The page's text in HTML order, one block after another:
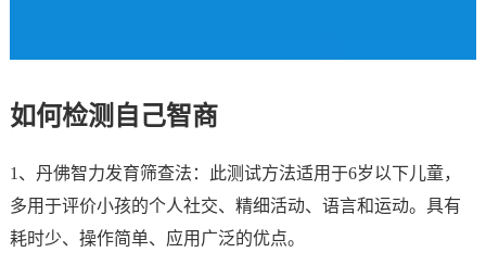
如何检测自己智商
1、丹佛智力发育筛查法：此测试方法适用于6岁以下儿童，
多用于评价小孩的个人社交、精细活动、语言和运动。具有
耗时少、操作简单、应用广泛的优点。